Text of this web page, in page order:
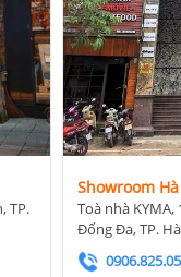
TP.
Showroom
Toà nhà KYMA,
Đống Đa, TP.